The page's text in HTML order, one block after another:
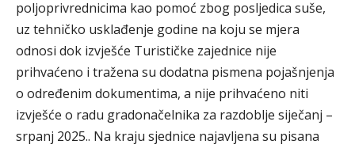
poljoprivrednicima kao pomoć zbog posljedica suše,
uz tehničko usklađenje godine na koju se mjera
odnosi dok izvješće Turističke zajednice nije
prihvaćeno i tražena su dodatna pismena pojašnjenja
o određenim dokumentima, a nije prihvaćeno niti
izvješće o radu gradonačelnika za razdoblje siječanj –
srpanj 2025.. Na kraju sjednice najavljena su pisana